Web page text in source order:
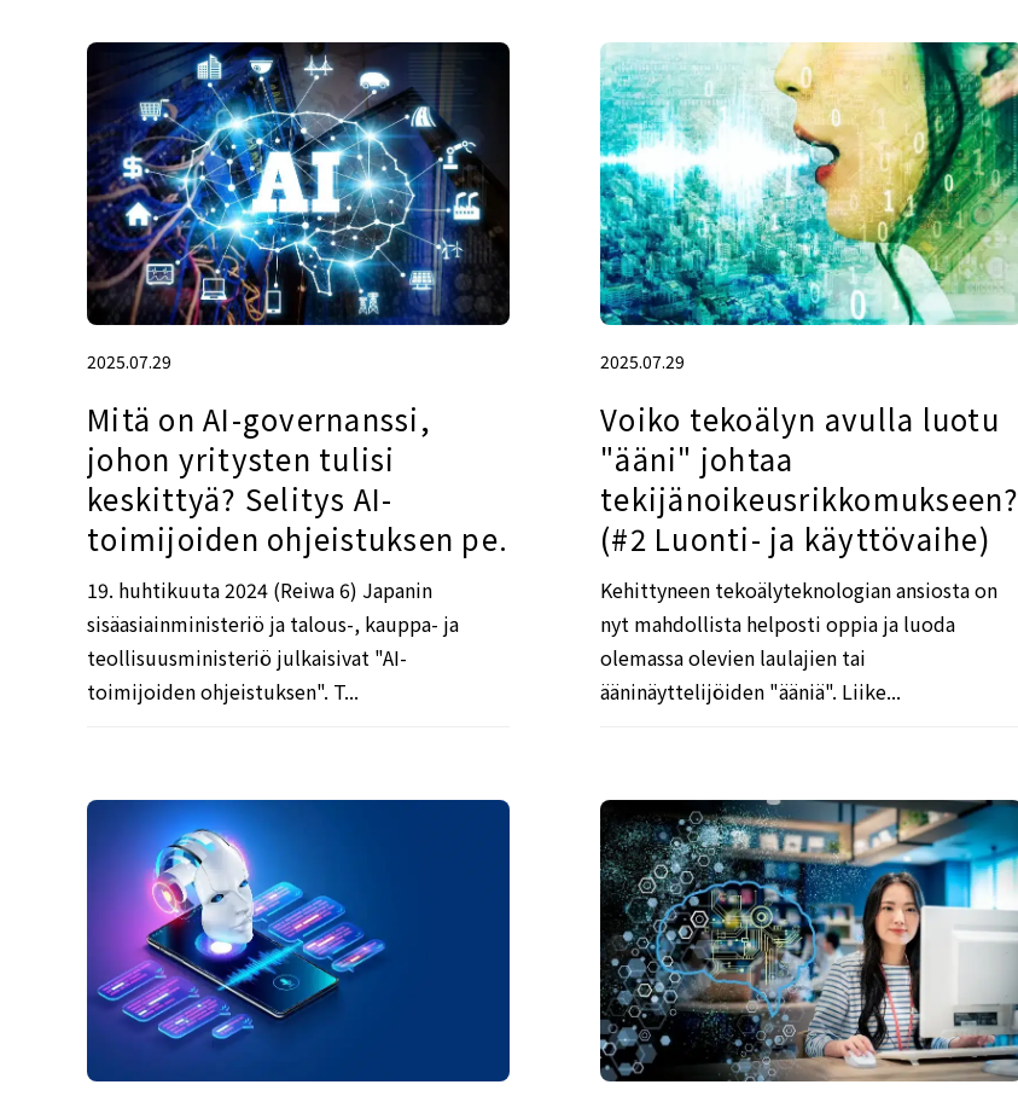
2025.07.29
Mitä on AI-governanssi,
johon yritysten tulisi
keskittyä? Selitys AI-
toimijoiden ohjeistuksen pe.
19. huhtikuuta 2024 (Reiwa 6) Japanin
sisäasiainministeriö ja talous-, kauppa- ja
teollisuusministeriö julkaisivat "AI-
toimijoiden ohjeistuksen". T...
2025.07.29
Voiko tekoälyn avulla luotu
"ääni" johtaa
tekijänoikeusrikkomukseen?
(#2 Luonti- ja käyttövaihe)
Kehittyneen tekoälyteknologian ansiosta on
nyt mahdollista helposti oppia ja luoda
olemassa olevien laulajien tai
ääninäyttelijöiden "ääniä". Liike...